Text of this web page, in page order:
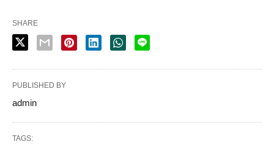
SHARE
PUBLISHED BY
admin
TAGS: